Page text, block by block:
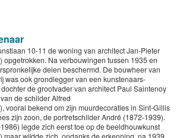
10-11 de woning van architect Jan-Pieter
opgetrokken. Na verbouwingen tussen 1935 en
delen beschermd. De bouwheer van
was ook grondlegger van een kunstenaars-
de grootvader van architect Paul Saintenoy
de schilder Alfred
vooral bekend om zijn muurdecoraties in Sint-Gillis
zijn zoon, de portretschilder André (1872-1939).
legde zich eerst toe op de beeldhouwkunst
maar wijdde zich, ondanks de erkenning, na 1939